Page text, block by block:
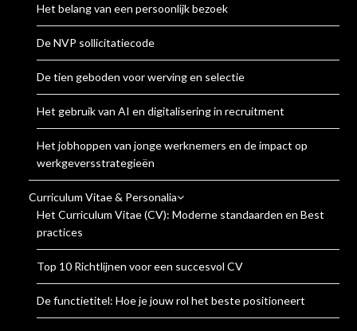
Het belang van een persoonlijk bezoek
De NVP sollicitatiecode
De tien geboden voor werving en selectie
Het gebruik van AI en digitalisering in recruitment
Het jobhoppen van jonge werknemers en de impact op
werkgeversstrategieën
Curriculum Vitae & Personalia
Het Curriculum Vitae (CV): Moderne standaarden en Best
practices
Top 10 Richtlijnen voor een succesvol CV
De functietitel: Hoe je jouw rol het beste positioneert